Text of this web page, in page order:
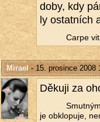
doby, kdy
ly ostat­ních
Carpe
Mirael - 15. prosince 2008
Dě­ku­ji za
je ob­klo­pu­je,